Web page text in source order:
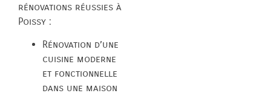
rénovations réussies à
Poissy :
Rénovation d’une
cuisine moderne
et fonctionnelle
dans une maison